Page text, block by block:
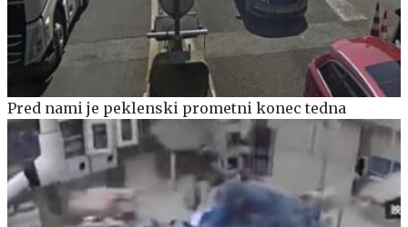
Pred nami je peklenski prometni konec tedna